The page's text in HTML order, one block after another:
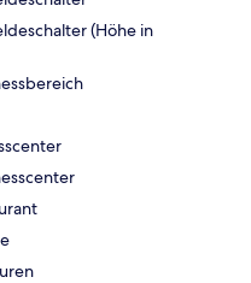
(Höhe in